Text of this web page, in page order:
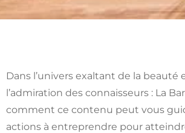
Dans l’univers exaltant de la
l’admiration des connaisseurs : La
comment ce contenu peut vous
actions à entreprendre pour